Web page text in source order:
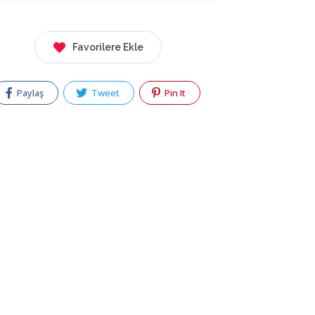
Favorilere Ekle
Paylaş Tweet Pin It